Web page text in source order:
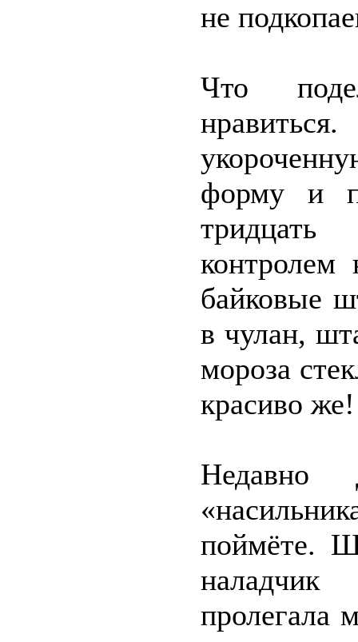
не
Что
форму и
контролем
байковые
в чулан,
мороза
красиво же!
поймёте.
пролегала